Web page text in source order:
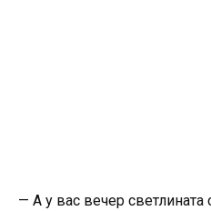
— А у вас вечер светлината